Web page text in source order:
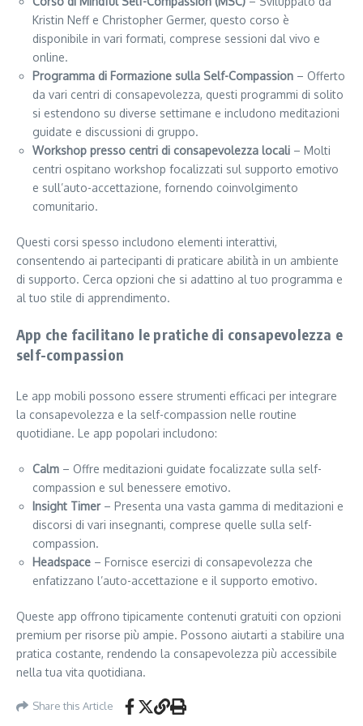
Kristin Neff e Christopher Germer, questo corso è
disponibile in vari formati, comprese sessioni dal vivo e
online.
Programma di Formazione sulla Self-Compassion – Offerto
da vari centri di consapevolezza, questi programmi di solito
si estendono su diverse settimane e includono meditazioni
guidate e discussioni di gruppo.
Workshop presso centri di consapevolezza locali – Molti
centri ospitano workshop focalizzati sul supporto emotivo
e sull’auto-accettazione, fornendo coinvolgimento
comunitario.
Questi corsi spesso includono elementi interattivi,
consentendo ai partecipanti di praticare abilità in un ambiente
di supporto. Cerca opzioni che si adattino al tuo programma e
al tuo stile di apprendimento.
App che facilitano le pratiche di consapevolezza e
self-compassion
Le app mobili possono essere strumenti efficaci per integrare
la consapevolezza e la self-compassion nelle routine
quotidiane. Le app popolari includono:
Calm – Offre meditazioni guidate focalizzate sulla self-
compassion e sul benessere emotivo.
Insight Timer– Presenta una vasta gamma di meditazioni e
discorsi di vari insegnanti, comprese quelle sulla self-
compassion.
Headspace – Fornisce esercizi di consapevolezza che
enfatizzano l’auto-accettazione e il supporto emotivo.
Queste app offrono tipicamente contenuti gratuiti con opzioni
premium per risorse più ampie. Possono aiutarti a stabilire una
pratica costante, rendendo la consapevolezza più accessibile
nella tua vita quotidiana.
Share this Article